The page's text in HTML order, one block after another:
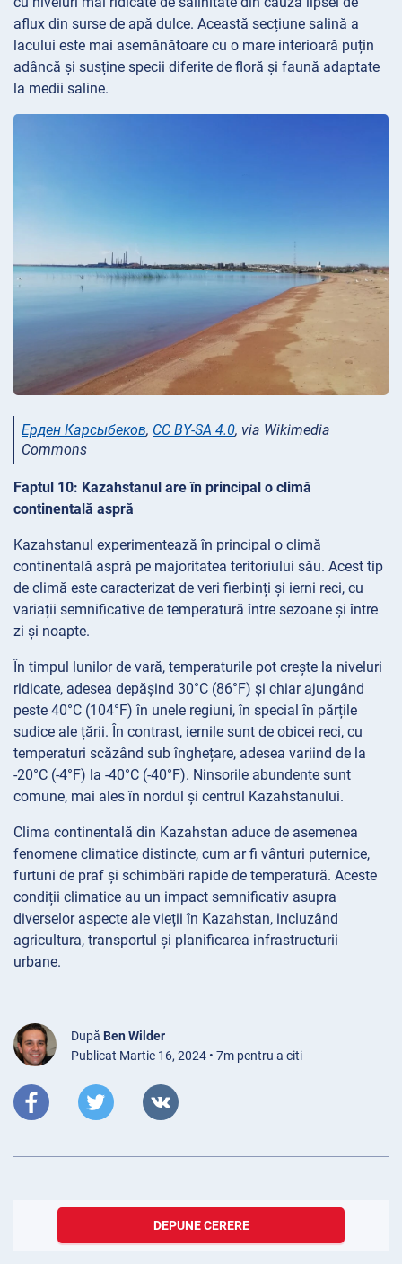
aflux din surse de apă dulce. Această secțiune salină a
lacului este mai asemănătoare cu o mare interioară puțin
adâncă și susține specii diferite de floră și faună adaptate
la medii saline.
Ерден Карсыбеков, CC BY-SA 4.0, via Wikimedia
Commons
Faptul 10: Kazahstanul are în principal o climă
continentală aspră
Kazahstanul experimentează în principal o climă
continentală aspră pe majoritatea teritoriului său. Acest tip
de climă este caracterizat de veri fierbinți și ierni reci, cu
variații semnificative de temperatură între sezoane și între
zi și noapte.
În timpul lunilor de vară, temperaturile pot crește la niveluri
ridicate, adesea depășind 30°C (86°F) și chiar ajungând
peste 40°C (104°F) în unele regiuni, în special în părțile
sudice ale țării. În contrast, iernile sunt de obicei reci, cu
temperaturi scăzând sub înghețare, adesea variind de la
-20°C (-4°F) la -40°C (-40°F). Ninsorile abundente sunt
comune, mai ales în nordul și centrul Kazahstanului.
Clima continentală din Kazahstan aduce de asemenea
fenomene climatice distincte, cum ar fi vânturi puternice,
furtuni de praf și schimbări rapide de temperatură. Aceste
condiții climatice au un impact semnificativ asupra
diverselor aspecte ale vieții în Kazahstan, incluzând
agricultura, transportul și planificarea infrastructurii
urbane.
După Ben Wilder
Publicat Martie 16, 2024 • 7m pentru a citi
DEPUNE CERERE